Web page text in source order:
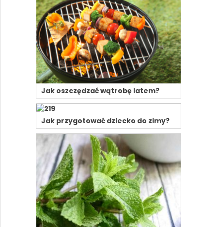
Jak oszczędzać wątrobę latem?
Jak przygotować dziecko do zimy?